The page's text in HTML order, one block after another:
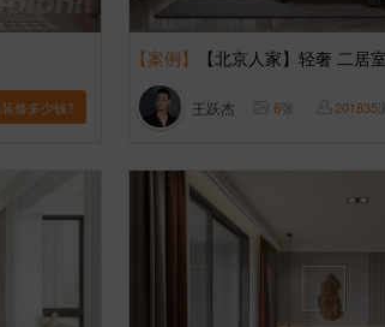
修多少钱?
【案例】 【北京人家】轻奢 二居
王跃杰 6张 201835